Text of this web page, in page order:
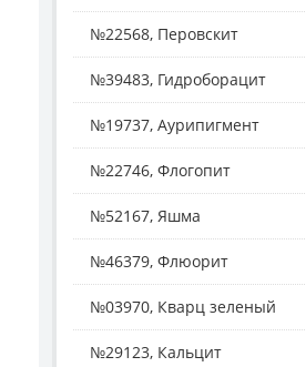
№22568, Перовскит
№39483, Гидроборацит
№19737, Аурипигмент
№22746, Флогопит
№52167, Яшма
№46379, Флюорит
№03970, Кварц зеленый
№29123, Кальцит